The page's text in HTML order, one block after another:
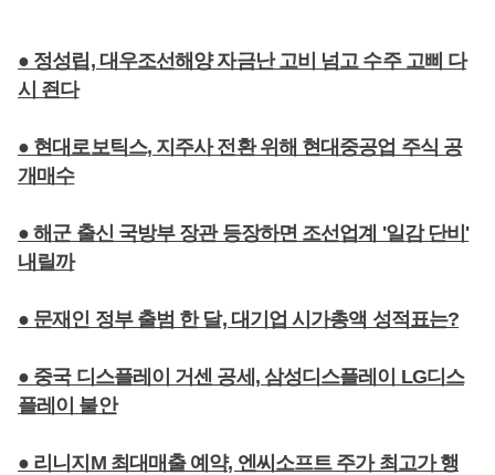
● 정성립, 대우조선해양 자금난 고비 넘고 수주 고삐 다
시 죈다
● 현대로보틱스, 지주사 전환 위해 현대중공업 주식 공
개매수
● 해군 출신 국방부 장관 등장하면 조선업계 '일감 단비'
내릴까
● 문재인 정부 출범 한 달, 대기업 시가총액 성적표는?
● 중국 디스플레이 거센 공세, 삼성디스플레이 LG디스
플레이 불안
● 리니지M 최대매출 예약, 엔씨소프트 주가 최고가 행